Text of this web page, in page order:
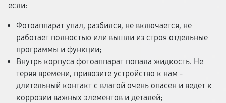
если:
Фотоаппарат упал, разбился, не включается, не
работает полностью или вышли из строя отдельные
программы и функции;
Внутрь корпуса фотоаппарат попала жидкость. Не
теряя времени, привозите устройство к нам -
длительный контакт с влагой очень опасен и ведет к
коррозии важных элементов и деталей;